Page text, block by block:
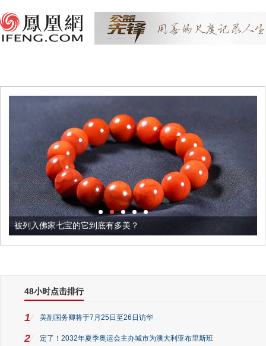
被列入佛家七宝的它到底有多美？
48小时点击排行
1 美副国务卿将于7月25日至26日访华
2 定了！2032年夏季奥运会主办城市为澳大利亚布里斯班